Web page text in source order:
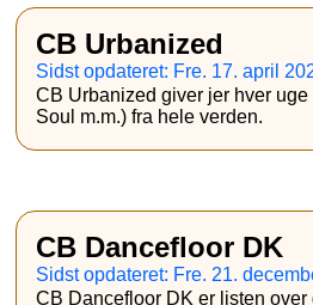
CB Urbanized
Sidst opdateret: Fre. 17. april
CB Urbanized giver jer hver uge
Soul m.m.) fra hele verden.
CB Dancefloor DK
Sidst opdateret: Fre. 21.
CB Dancefloor DK er listen